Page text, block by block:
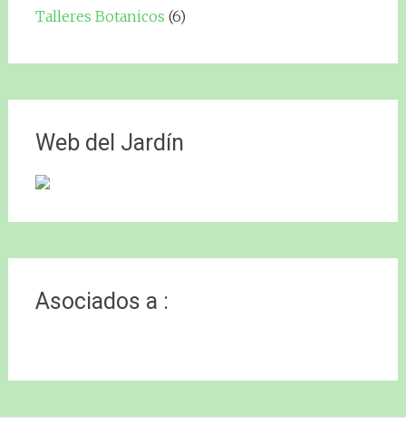
Talleres Botanicos (6)
Web del Jardín
Asociados a :